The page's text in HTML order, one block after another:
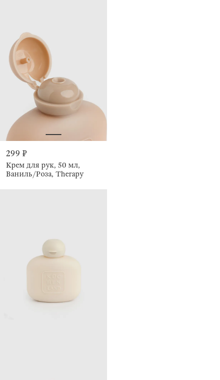
299 ₽
Крем для рук, 50 мл,
Ваниль/Роза, Therapy